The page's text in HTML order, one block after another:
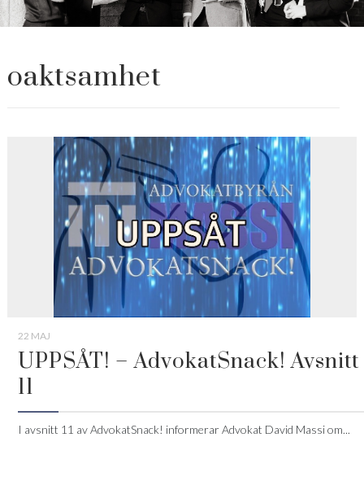
oaktsamhet
22 MAJ
UPPSÅT! – AdvokatSnack! Avsnitt
11
I avsnitt 11 av AdvokatSnack! informerar Advokat David Massi om...